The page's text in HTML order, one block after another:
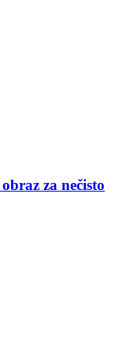
za nečisto